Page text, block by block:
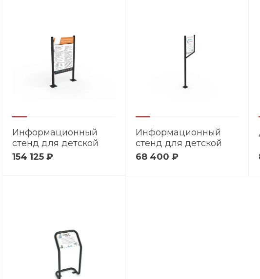
Информационный
стенд для детской
площадки - CA 554
154 125 ₽
Информационный
стенд для детской
площадки - CA 552
68 400 ₽